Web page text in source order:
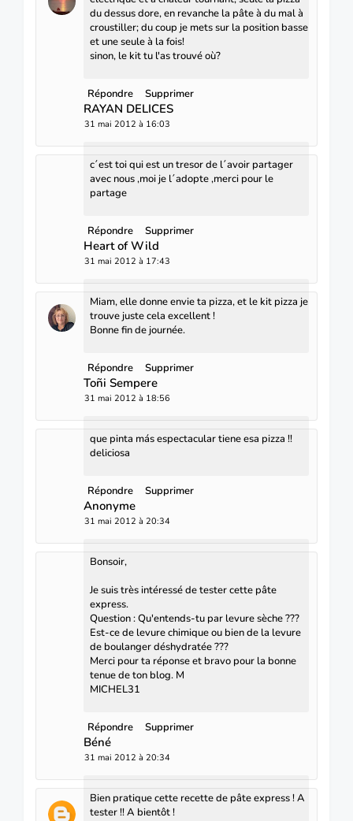
du dessus dore, en revanche la pâte à du mal à
croustiller; du coup je mets sur la position basse
et une seule à la fois!
sinon, le kit tu l'as trouvé où?
Répondre Supprimer
RAYAN DELICES
31 mai 2012 à 16:03
c´est toi qui est un tresor de l´avoir partager
avec nous ,moi je l´adopte ,merci pour le
partage
Répondre Supprimer
Heart of Wild
31 mai 2012 à 17:43
Miam, elle donne envie ta pizza, et le kit pizza je
trouve juste cela excellent !
Bonne fin de journée.
Répondre Supprimer
Toñi Sempere
31 mai 2012 à 18:56
que pinta más espectacular tiene esa pizza !!
deliciosa
Répondre Supprimer
Anonyme
31 mai 2012 à 20:34
Bonsoir,
Je suis très intéressé de tester cette pâte
express.
Question : Qu'entends-tu par levure sèche ???
Est-ce de levure chimique ou bien de la levure
de boulanger déshydratée ???
Merci pour ta réponse et bravo pour la bonne
tenue de ton blog. M
MICHEL31
Répondre Supprimer
Béné
31 mai 2012 à 20:34
Bien pratique cette recette de pâte express ! A
tester !! A bientôt !